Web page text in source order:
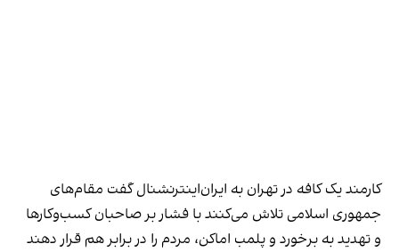
کارمند یک کافه در تهران به ایران‌اینترنشنال گفت مقام‌های
جمهوری اسلامی تلاش می‌کنند با فشار بر صاحبان کسب‌وکارها
و تهدید به برخورد و پلمب اماکن، مردم را در برابر هم قرار دهند